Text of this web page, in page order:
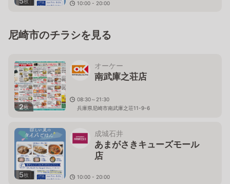
10:00 - 20:00
尼崎市のチラシを見る
2枚
オーケー
南武庫之荘店
08:30～21:30
兵庫県尼崎市南武庫之荘11-9-6
5枚
成城石井
あまがさきキューズモール
店
10:00 - 20:00